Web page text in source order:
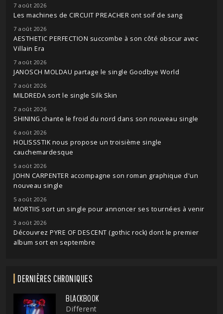
7 août 2026
Les machines de CIRCUIT PREACHER ont soif de sang
7 août 2026
AESTHETIC PERFECTION succombe à son côté obscur avec
Villain Era
7 août 2026
JANOSCH MOLDAU partage le single Goodbye World
7 août 2026
MILDREDA sort le single Silk Skin
7 août 2026
SHINING chante le froid du nord dans son nouveau single
6 août 2026
HOLISSSTIK nous propose un troisième single
cauchemardesque
5 août 2026
JOHN CARPENTER accompagne son roman graphique d'un
nouveau single
5 août 2026
MORTIIS sort un single pour annoncer ses tournées à venir
3 août 2026
Découvrez PYRE OF DESCENT (gothic rock) dont le premier
album sort en septembre
DERNIÈRES CHRONIQUES
BLACKBOOK
Different